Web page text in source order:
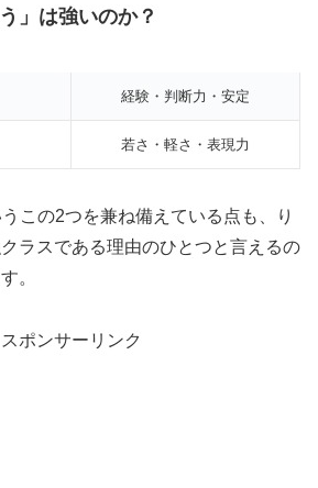
」は強いのか？
経験・判断力・安定
若さ・軽さ・表現力
うこの2つを兼ね備えている点も、り
ラスである理由のひとつと言えるの
。
スポンサーリンク